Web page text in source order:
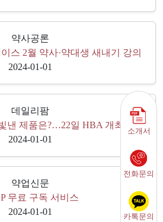
약사공론
스 2월 약사·약대생 새내기 강의
2024-01-01
데일리팜
낸 제품은?…22일 HBA 개최
2024-01-01
약업신문
무료 구독 서비스
2024-01-01
소개서
전화문의
카톡문의